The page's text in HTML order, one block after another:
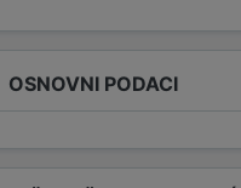
OSNOVNI PODACI